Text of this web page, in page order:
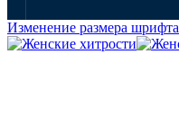
Изменение размера шрифта